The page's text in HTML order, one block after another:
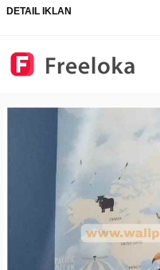
DETAIL IKLAN